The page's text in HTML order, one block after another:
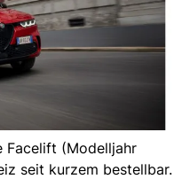
Facelift (Modelljahr
seit kurzem bestellbar.